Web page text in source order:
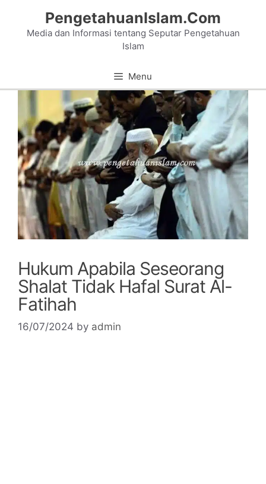
content
PengetahuanIslam.Com
Media dan Informasi tentang Seputar Pengetahuan
Islam
Menu
Hukum Apabila Seseorang
Shalat Tidak Hafal Surat Al-
Fatihah
16/07/2024 by admin